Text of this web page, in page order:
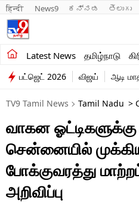
हिन्दी News9 ಕನ್ನಡ తెలుగు
Latest News தமிழ்நாடு
சமீபத்திய செய்திகள்
தமிழ்நாடு
இந்தியா
உலகம்
விளையாட்டு
பொழுதுபோக்கு
பட்ஜெட் 2026 விஜய் ஆடி
TV9 Tamil News Tamil Nadu >
வாகன
சென்னையில்
போக்குவரத்து
அறிவிப்பு